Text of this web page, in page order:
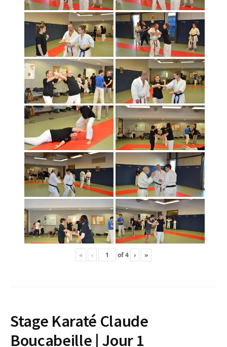
« ‹ of4 › »
Stage Karaté Claude
Boucabeille | Jour 1